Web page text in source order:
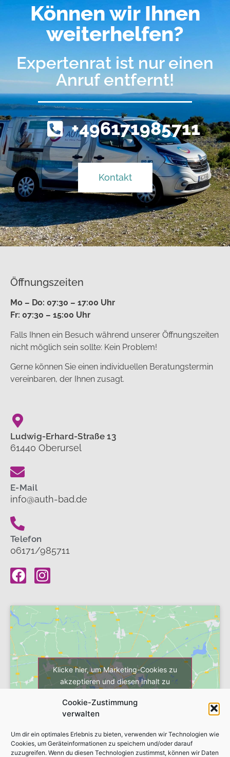
Cookie-Zustimmung
verwalten
Um dir ein optimales Erlebnis zu bieten, verwenden wir Technologien wie
Cookies, um Geräteinformationen zu speichern und/oder darauf
zuzugreifen. Wenn du diesen Technologien zustimmst, können wir Daten
Können wir Ihnen
weiterhelfen?
Expertenrat ist nur einen
Anruf entfernt!
+496171985711
Kontakt
Öffnungszeiten
Mo – Do: 07:30 – 17:00 Uhr
Fr: 07:30 – 15:00 Uhr
Falls Ihnen ein Besuch während unserer Öffnungszeiten
nicht möglich sein sollte: Kein Problem!
Gerne können Sie einen individuellen Beratungstermin
vereinbaren, der Ihnen zusagt.
Ludwig-Erhard-Straße 13
61440 Oberursel
E-Mail
info@auth-bad.de
Telefon
06171/985711
Klicke hier, um Marketing-Cookies zu
akzeptieren und diesen Inhalt zu